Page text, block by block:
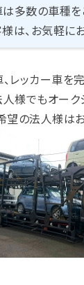
多数の車種を
は、お気軽に
レッカー車を
様でもオー
望の法人様は